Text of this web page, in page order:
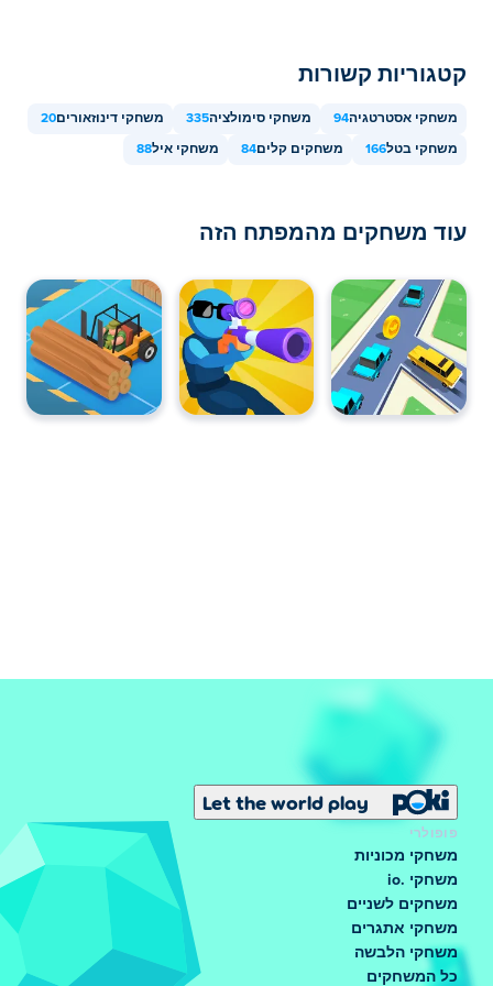
קטגוריות קשורות
משחקי אסטרטגיה94 משחקי סימולציה335 משחקי דינוזאורים20
משחקי בטל166 משחקים קלים84 משחקי איל88
עוד משחקים מהמפתח הזה
Let the world play
פופולרי
משחקי מכוניות
משחקי .io
משחקים לשניים
משחקי אתגרים
משחקי הלבשה
כל המשחקים